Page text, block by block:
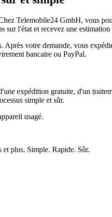
Telemobile24 GmbH, vous
sur l'état et recevez une
votre demande, vous
bancaire ou PayPal.
expédition gratuite, d'un
simple et sûr.
usagé.
et plus. Simple. Rapide. Sûr.